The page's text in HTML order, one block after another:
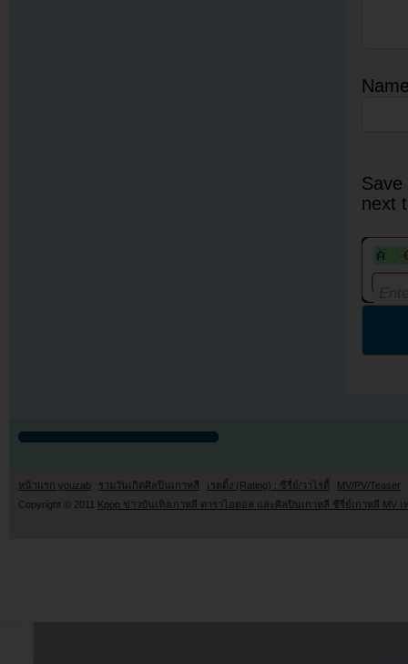
next
หน้าแรก youzab รวมวันเกิดศิลปินเกาหลี เรตติ้ง (Rating) : ซีรี่ย์/วาไรตี้
MV/PV/Teaser
Copyright © 2011
Kpop ข่าวบันเทิงเกาหลี ดาราไอดอล และศิลปินเกาหลี ซีรี่ย์เกาหลี MV